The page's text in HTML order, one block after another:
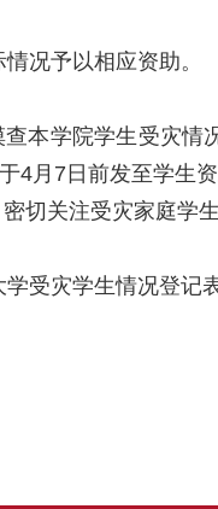
况予以相应资助。
本学院学生受灾情
4月 7 日前发至学生
切关注受灾家庭学
学受灾学生情况登记